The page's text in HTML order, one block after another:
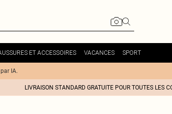
ET ACCESSOIRES VACANCES SPORT
IA.
LIVRAISON STANDARD GRATUITE POUR TOUTES LES